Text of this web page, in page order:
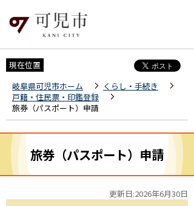
現在位置
岐阜県可児市ホーム
くらし・手続き
戸籍・住民票・印鑑登録
旅券（パスポート）申請
旅券（パスポート）申請
更新日:2026年6月30日